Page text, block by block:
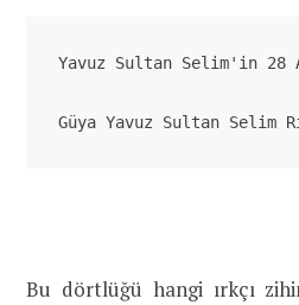
Yavuz Sultan Selim'in 28
Güya Yavuz Sultan
Bu dörtlüğü hangi ırkçı